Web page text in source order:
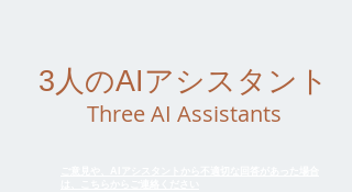
Three AI Assistants
3人のAIアシスタント